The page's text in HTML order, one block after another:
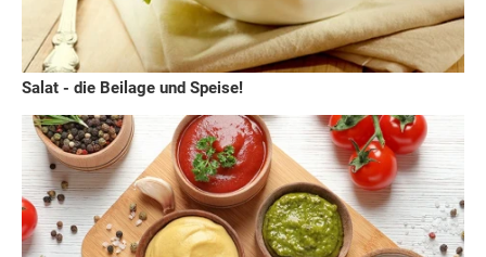
Salat - die Beilage und Speise!